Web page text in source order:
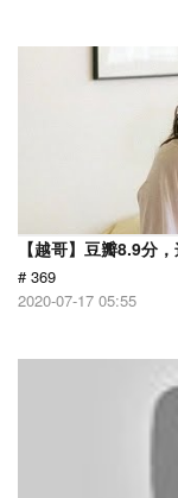
【越哥】豆瓣8.9分
# 369
2020-07-17 05:55